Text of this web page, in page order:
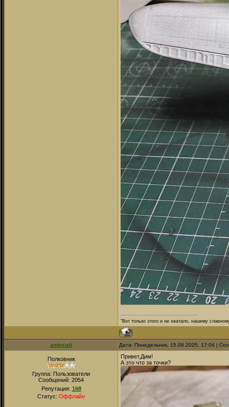
"Вот только этого и не хватало, нашему
andreiali Дата: Понедельник, 15.09.2025, 17:04 |
Полковник
Группа: Пользователи
Сообщений: 2054
Репутация: 168
Статус: Оффлайн
Привет,Дим!
А это что за точки?